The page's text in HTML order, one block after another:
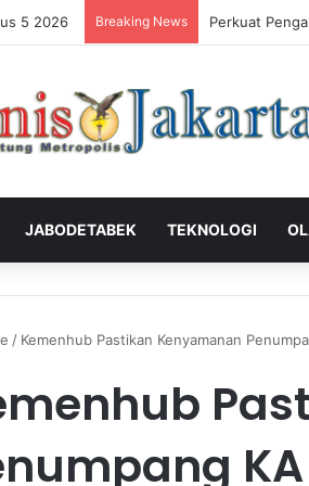
5 2026 Breaking News Perkuat
JABODETABEK TEKNOLOGI
/ Kemenhub Pastikan Kenyamanan